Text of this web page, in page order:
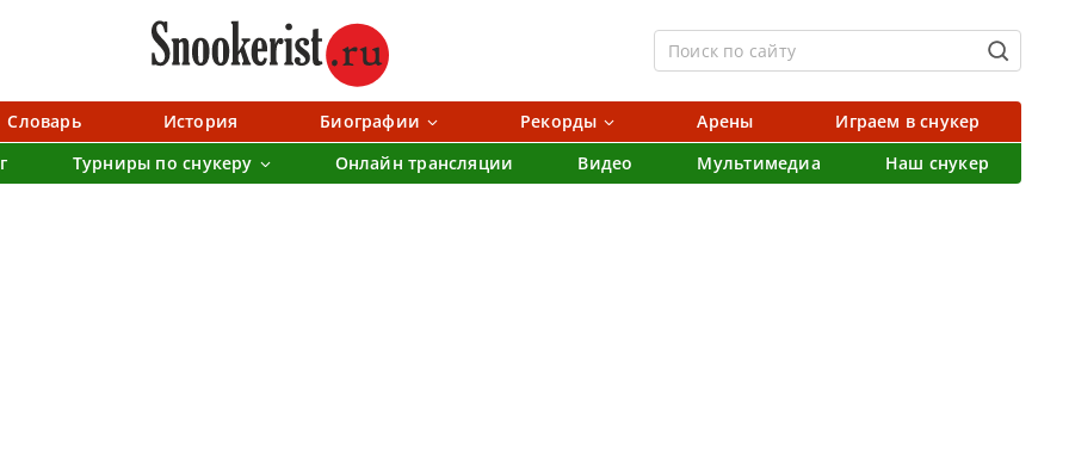
Словарь История Биографии Рекорды Арены
Играем в снукер
Турниры по снукеру Онлайн трансляции Видео Мультимедиа Наш снукер